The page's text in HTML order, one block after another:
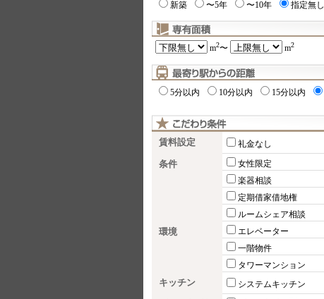
新築 〜5年 〜10年 指定無し
m2〜 m2
5分以内 10分以内 15分以内
賃料設定 礼金なし
条件 女性限定
楽器相談
定期借家借地権
ルームシェア相談
環境 エレベーター
一階物件
タワーマンション
キッチン システムキッチン